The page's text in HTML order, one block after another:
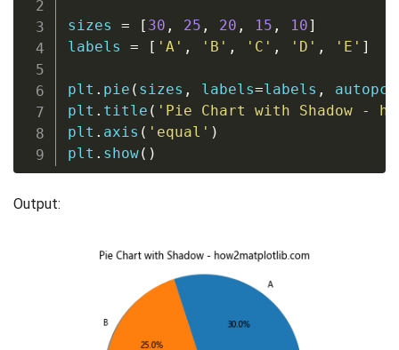
sizes = [ 30 , 25 , 20 , 15 , 10]
labels = [ 'A' , 'B' , 'C' , 'D' , 'E' ]
plt . pie ( sizes , labels=labels , autopct
plt . title ( 'Pie Chart with Shadow -
plt . axis ( 'equal' )
plt . show( )
Output: